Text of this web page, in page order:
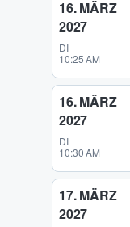
16. MÄRZ
2027
DI
10:25 AM
16. MÄRZ
2027
DI
10:30 AM
17. MÄRZ
2027